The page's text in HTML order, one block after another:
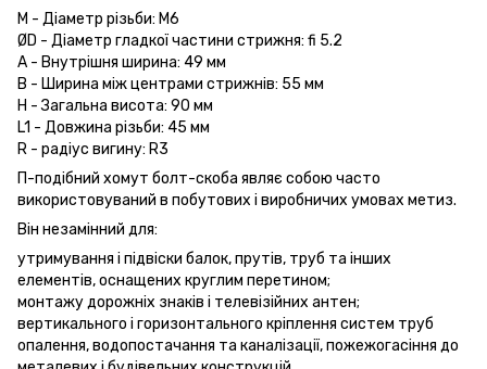
M - Діаметр різьби: M6
ØD - Діаметр гладкої частини стрижня: fi 5.2
A - Внутрішня ширина: 49 мм
B - Ширина між центрами стрижнів: 55 мм
H - Загальна висота: 90 мм
L1 - Довжина різьби: 45 мм
R - радіус вигину: R3
П-подібний хомут болт-скоба являє собою часто
використовуваний в побутових і виробничих умовах метиз.
Він незамінний для:
утримування і підвіски балок, прутів, труб та інших
елементів, оснащених круглим перетином;
монтажу дорожніх знаків і телевізійних антен;
вертикального і горизонтального кріплення систем труб
опалення, водопостачання та каналізації, пожежогасіння до